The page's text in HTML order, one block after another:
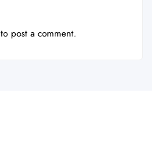
to post a comment.